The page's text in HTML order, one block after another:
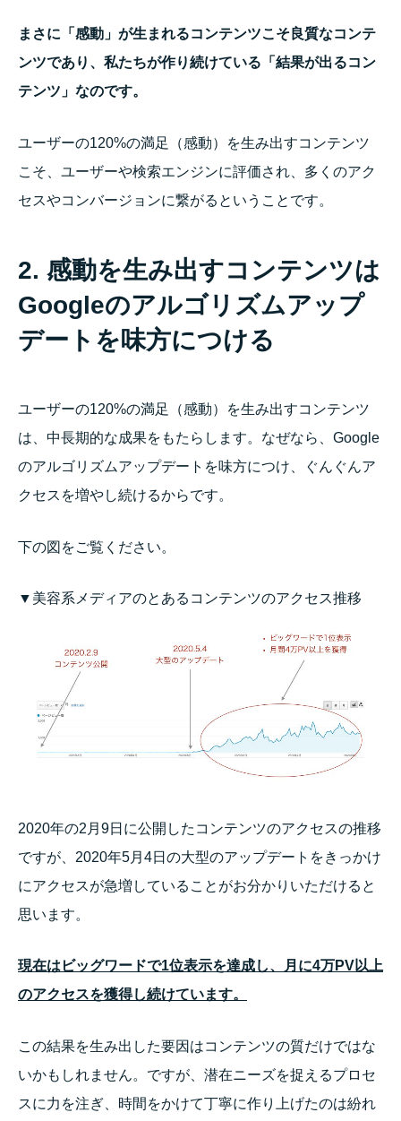
まさに「感動」が生まれるコンテンツこそ良質なコンテ
ンツであり、私たちが作り続けている「結果が出るコン
テンツ」なのです。
ユーザーの120%の満足（感動）を生み出すコンテンツ
こそ、ユーザーや検索エンジンに評価され、多くのアク
セスやコンバージョンに繋がるということです。
2. 感動を生み出すコンテンツは
Googleのアルゴリズムアップ
デートを味方につける
ユーザーの120%の満足（感動）を生み出すコンテンツ
は、中長期的な成果をもたらします。なぜなら、Google
のアルゴリズムアップデートを味方につけ、ぐんぐんア
クセスを増やし続けるからです。
下の図をご覧ください。
▼美容系メディアのとあるコンテンツのアクセス推移
2020年の2月9日に公開したコンテンツのアクセスの推移
ですが、2020年5月4日の大型のアップデートをきっかけ
にアクセスが急増していることがお分かりいただけると
思います。
現在はビッグワードで1位表示を達成し、月に4万PV以上
のアクセスを獲得し続けています。
この結果を生み出した要因はコンテンツの質だけではな
いかもしれません。ですが、潜在ニーズを捉えるプロセ
スに力を注ぎ、時間をかけて丁寧に作り上げたのは紛れ